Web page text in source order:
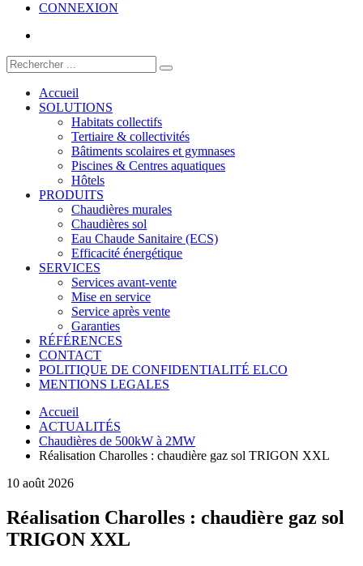
CONNEXION
Accueil
SOLUTIONS
Habitats collectifs
Tertiaire & collectivités
Bâtiments scolaires et gymnases
Piscines & Centres aquatiques
Hôtels
PRODUITS
Chaudières murales
Chaudières sol
Eau Chaude Sanitaire (ECS)
Efficacité énergétique
SERVICES
Services avant-vente
Mise en service
Service après vente
Garanties
RÉFÉRENCES
CONTACT
POLITIQUE DE CONFIDENTIALITÉ ELCO
MENTIONS LEGALES
Accueil
ACTUALITÉS
Chaudières de 500kW à 2MW
Réalisation Charolles : chaudière gaz sol TRIGON XXL
10 août 2026
Réalisation Charolles : chaudière gaz sol
TRIGON XXL